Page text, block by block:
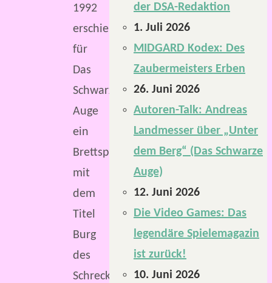
1992
erschien
für
Das
Schwarze
Auge
ein
Brettspiel
mit
dem
Titel
Burg
des
Schreckens.
der DSA-Redaktion
1. Juli 2026
MIDGARD Kodex: Des
Zaubermeisters Erben
26. Juni 2026
Autoren-Talk: Andreas
Landmesser über „Unter
dem Berg“ (Das Schwarze
Auge)
12. Juni 2026
Die Video Games: Das
legendäre Spielemagazin
ist zurück!
10. Juni 2026